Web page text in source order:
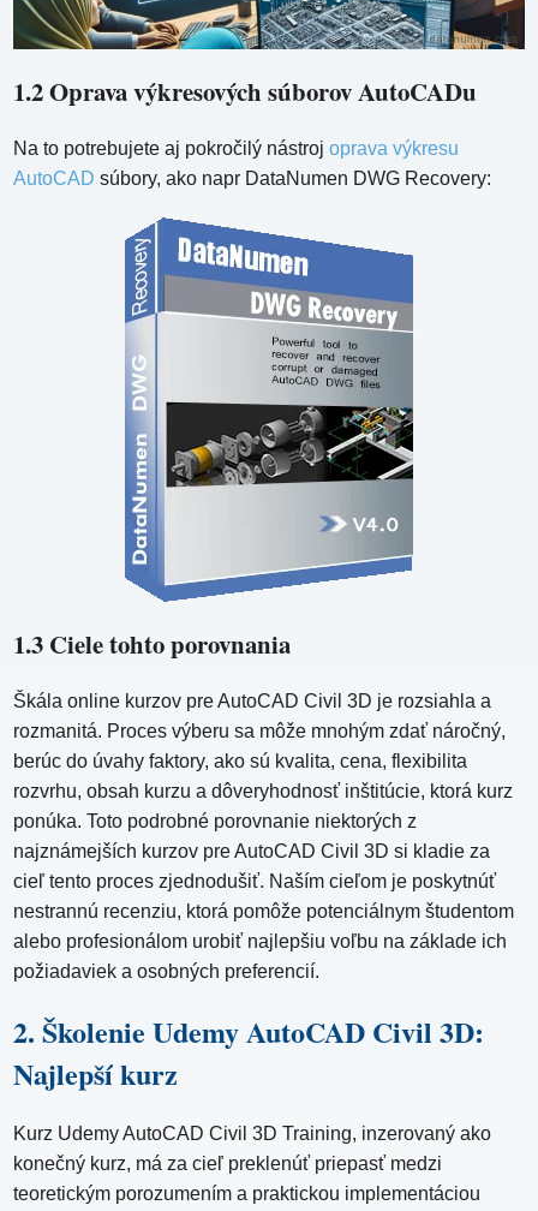
1.2 Oprava výkresových súborov AutoCADu
Na to potrebujete aj pokročilý nástrojoprava výkresu
AutoCAD súbory, ako napr DataNumen DWG Recovery:
1.3 Ciele tohto porovnania
Škála online kurzov pre AutoCAD Civil 3D je rozsiahla a
rozmanitá. Proces výberu sa môže mnohým zdať náročný,
berúc do úvahy faktory, ako sú kvalita, cena, flexibilita
rozvrhu, obsah kurzu a dôveryhodnosť inštitúcie, ktorá kurz
ponúka. Toto podrobné porovnanie niektorých z
najznámejších kurzov pre AutoCAD Civil 3D si kladie za
cieľ tento proces zjednodušiť. Naším cieľom je poskytnúť
nestrannú recenziu, ktorá pomôže potenciálnym študentom
alebo profesionálom urobiť najlepšiu voľbu na základe ich
požiadaviek a osobných preferencií.
2. Školenie Udemy AutoCAD Civil 3D:
Najlepší kurz
Kurz Udemy AutoCAD Civil 3D Training, inzerovaný ako
konečný kurz, má za cieľ preklenúť priepasť medzi
teoretickým porozumením a praktickou implementáciou